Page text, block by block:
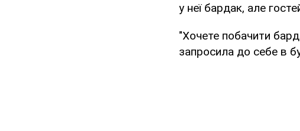
у неї бардак, але
"Хочете побачити
запросила до себе в